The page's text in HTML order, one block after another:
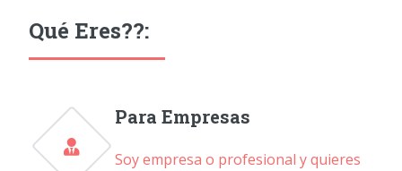
Qué Eres??:
Para Empresas
Soy empresa o profesional y quieres